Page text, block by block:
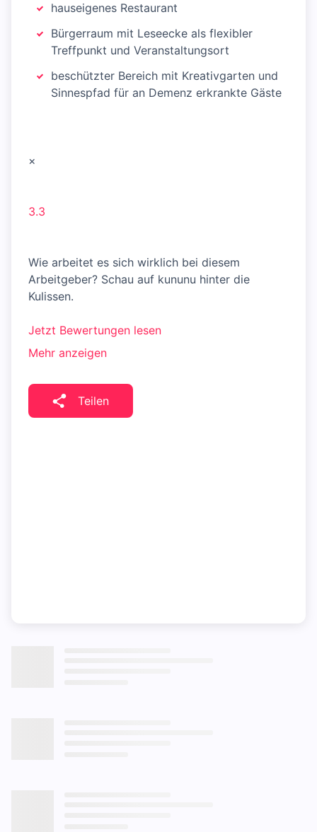
hauseigenes Restaurant
Bürgerraum mit Leseecke als flexibler
Treffpunkt und Veranstaltungsort
beschützter Bereich mit Kreativgarten und
Sinnespfad für an Demenz erkrankte Gäste
×
3.3
Wie arbeitet es sich wirklich bei diesem
Arbeitgeber? Schau auf kununu hinter die
Kulissen.
Jetzt Bewertungen lesen
Mehr anzeigen
Teilen